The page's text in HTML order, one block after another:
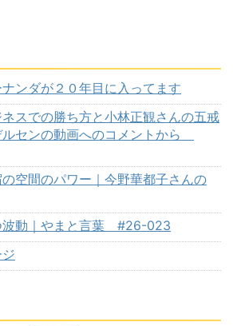
ンダが２０年目に入ってます
スでの勝ち方と小林正観さんの五戒
ルセンの動画へのコメントから
空間のパワー｜今野華都子さんの
波動｜やまと言葉 #26-023